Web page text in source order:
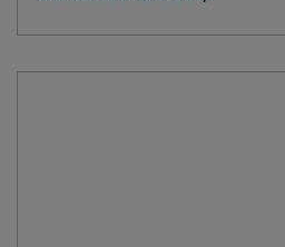
alle, die sich in der kalten